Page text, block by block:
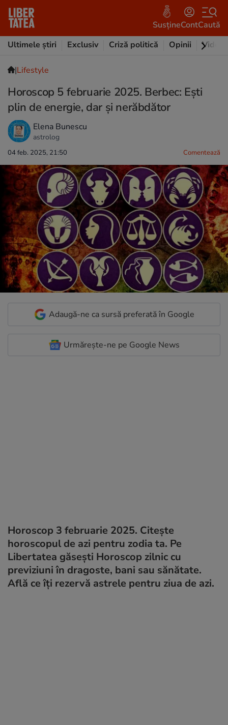
SusțineContCaută
Ultimele știri
Exclusiv Criză politică Opinii Video
|Lifestyle
Horoscop 5 februarie 2025. Berbec: Ești
plin de energie, dar și nerăbdător
Elena Bunescu
astrolog
04 feb. 2025, 21:50 Comentează
Adaugă-ne ca sursă preferată în Google
Urmărește-ne pe Google News
Horoscop 3 februarie 2025. Citește
horoscopul de azi pentru zodia ta. Pe
Libertatea găsești Horoscop zilnic cu
previziuni în dragoste, bani sau sănătate.
Află ce îți rezervă astrele pentru ziua de azi.